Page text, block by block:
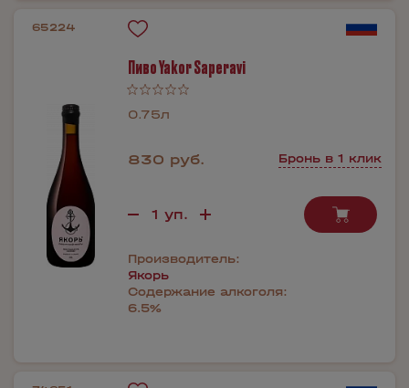
65224
Пиво Yakor Saperavi
0.75л
830 руб. Бронь в 1 клик
Производитель:
Якорь
Содержание алкоголя:
6.5%